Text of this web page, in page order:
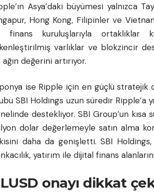
Asya’daki büyümesi yalnızca
Hong Kong, Filipinler ve
finans kuruluşlarıyla ortaklıklar
varlıklar ve blokzincir
ağın değerini artırıyor.
ise Ripple için en güçlü stratejik
SBI Holdings uzun süredir Ripple’a
destekliyor. SBI Group’un
dolar değerlemeyle satın alma
daha da genişletti. SBI
yatırım ile dijital finans
onayı dikkat